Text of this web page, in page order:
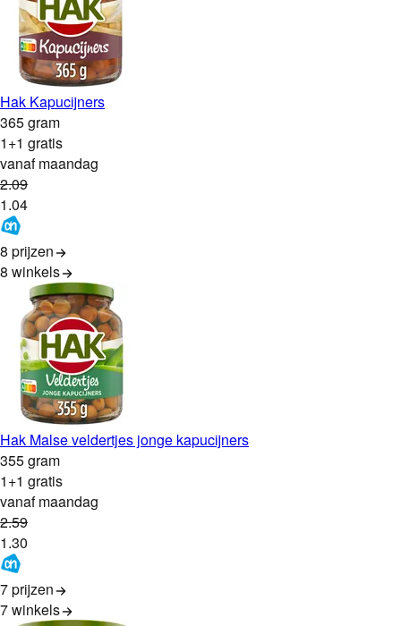
Hak Kapucijners
365 gram
1+1 gratis
vanaf maandag
2.09
1.04
8 prijzen
8 winkels
Hak Malse veldertjes jonge kapucijners
355 gram
1+1 gratis
vanaf maandag
2.59
1.30
7 prijzen
7winkels